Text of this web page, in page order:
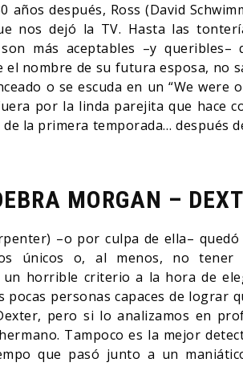
años después, Ross (David
nos dejó la TV. Hasta las
más aceptables –y
nombre de su futura esposa, no
o se escuda en un “We were
por la linda parejita que hace
la primera temporada… después
MORGAN –
–o por culpa de ella–
únicos o, al menos, no tener
horrible criterio a la hora de
pocas personas capaces de lograr
pero si lo analizamos en
Tampoco es la mejor
que pasó junto a un